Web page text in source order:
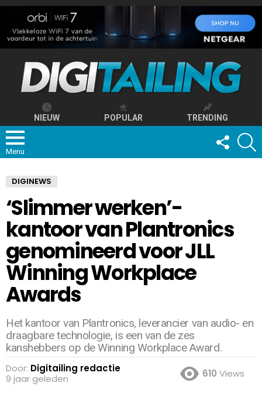
NIEUW POPULAR TRENDING
Menu
FOLLOW
US
DIGINEWS
‘Slimmer werken’-
kantoor van Plantronics
genomineerd voor JLL
Winning Workplace
Awards
Het kantoor van Plantronics, leverancier van audio- en
draagbare technologie, is een van de zes
kanshebbers op de Winning Workplace Award.
Door: Digitailing redactie
9 jaar geleden
610 Views